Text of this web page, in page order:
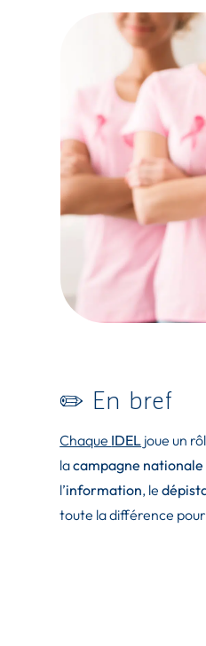
✏️ En bref
Chaque IDEL joue un
lacampagne nationale
l’information, le
toute la différence